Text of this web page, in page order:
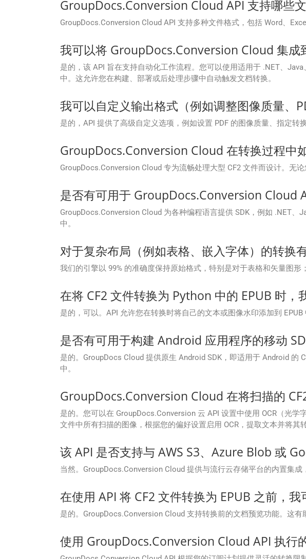
GroupDocs.Conversion Cloud API 支持哪些
GroupDocs.Conversion Cloud API 支持多种文件格式，包括 Word、
我可以将 GroupDocs.Conversion Cloud 集成
是的，该 API 旨在支持自动化工作流程。您可以使用适用于 .NET、
中。这允许您在构建、部署或后处理步骤中自动触发文档转换。
我可以自定义输出格式（例如调整图像质量、
是的，API 提供了高级自定义选项，例如设置 PDF 的图像质量、指定转
GroupDocs.Conversion Cloud 在转换过程中
GroupDocs.Conversion Cloud 专为流畅处理大型 CF2 文件而设计。无
是否有可用于 GroupDocs.Conversion Cloud
GroupDocs.Conversion Cloud 为各种编程语言提供 SDK，例如 .NET
中。
对于复杂布局（例如表格、嵌入字体）的转换
我们的引擎以 99% 的准确度保持原始格式，特别是对于表格和矢量图形
在将 CF2 文件转换为 Python 中的 EPUB 时，
是的，可以。API 允许您在转换时将自己的文本或图像水印添加到
是否有可用于构建 Android 应用程序的移动
是的。GroupDocs Cloud 提供原生 Android SDK，即适用于 Android
中。
GroupDocs.Conversion Cloud 在将扫描的
是的。您可以在 GroupDocs.Conversion 云 API 设置中使用 OCR（光
文件中所有扫描的图像，根据您的偏好设置启用 OCR，提取文本并将其
该 API 是否支持与 AWS S3、Azure Blob 或
当然。GroupDocs.Conversion Cloud 提供与流行云存储平台的内置集成
在使用 API 将 CF2 文件转换为 EPUB 之前，我
是的。GroupDocs.Conversion Cloud 支持转换前的文档预览功能。这
使用 GroupDocs.Conversion Cloud API 执行